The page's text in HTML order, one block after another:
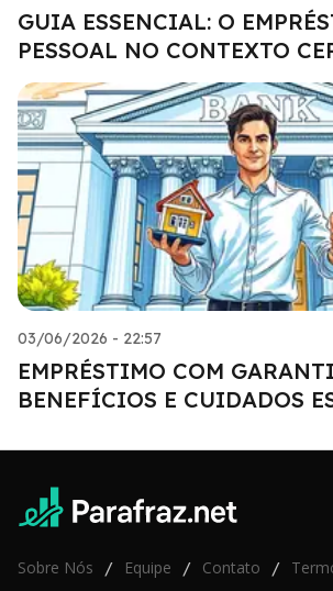
GUIA ESSENCIAL: O
PESSOAL NO CONTEXTO
03/06/2026 - 22:57
EMPRÉSTIMO COM
BENEFÍCIOS E CUIDADOS
Sobre Nós / Equipe / Contato /